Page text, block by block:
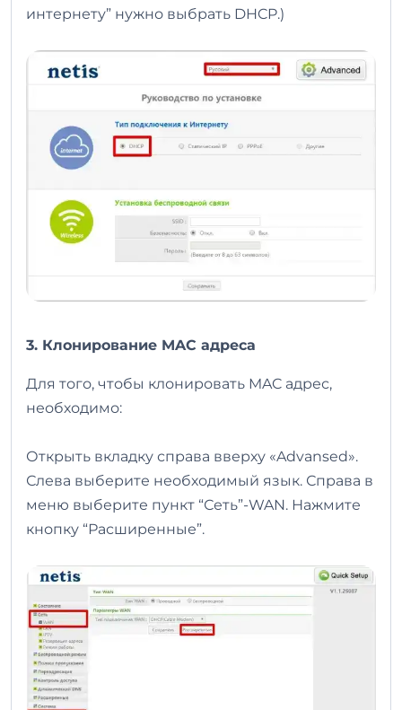
интернету” нужно выбрать DHCP.)
3. Клонирование MAC адреса
Для того, чтобы клонировать MAC адрес,
необходимо:
Открыть вкладку справа вверху «Advansed».
Слева выберите необходимый язык. Справа в
меню выберите пункт “Сеть”-WAN. Нажмите
кнопку “Расширенные”.